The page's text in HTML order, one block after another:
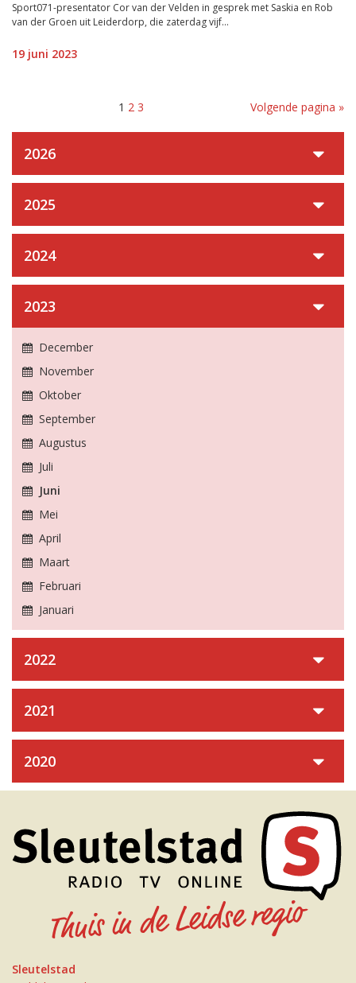
Sport071-presentator Cor van der Velden in gesprek met Saskia en Rob
van der Groen uit Leiderdorp, die zaterdag vijf...
19 juni 2023
1 2 3 Volgende pagina »
2026
2025
2024
2023
December
November
Oktober
September
Augustus
Juli
Juni
Mei
April
Maart
Februari
Januari
2022
2021
2020
Sleutelstad